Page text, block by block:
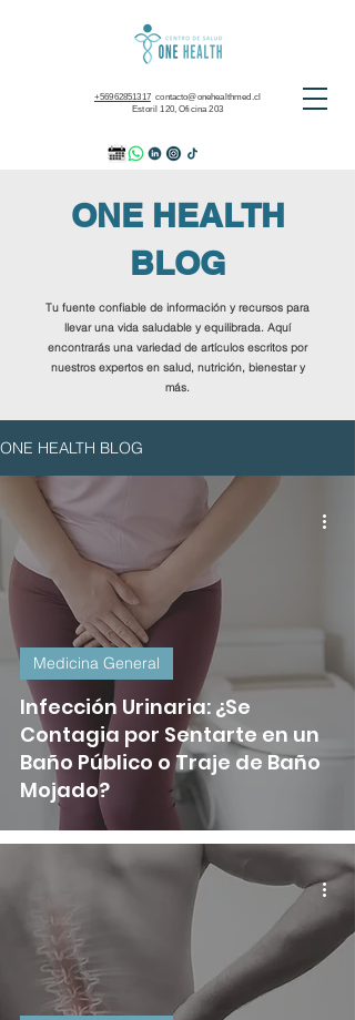
+56962851317 contacto@onehealthmed.cl
Estoril 120, Oficina 203
ONE HEALTH
BLOG
Tu fuente confiable de información y recursos para
llevar una vida saludable y equilibrada. Aquí
encontrarás una variedad de artículos escritos por
nuestros expertos en salud, nutrición, bienestar y
más.
ONE HEALTH BLOG
Infección Urinaria: ¿Se
Contagia por Sentarte en un
Baño Público o Traje de Baño
Mojado?
Medicina General